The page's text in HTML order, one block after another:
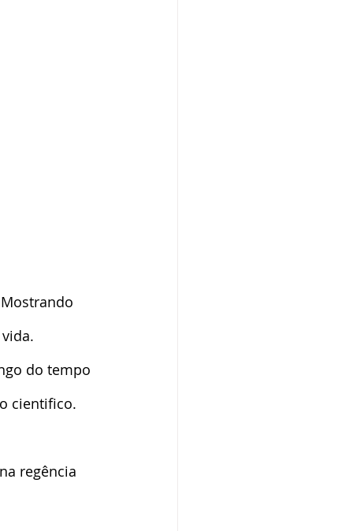
do tempo
cientifico.
regência